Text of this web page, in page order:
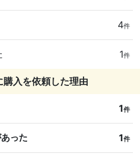
4件
1件
購入を依頼した理由
1件
った 1件